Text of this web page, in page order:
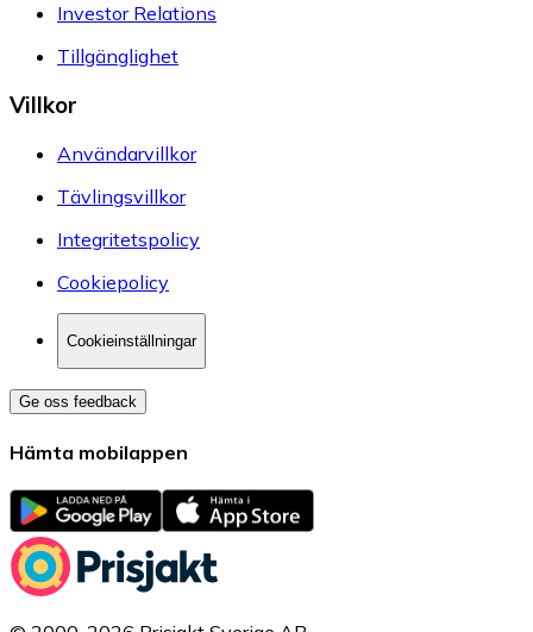
Investor Relations
Tillgänglighet
Villkor
Användarvillkor
Tävlingsvillkor
Integritetspolicy
Cookiepolicy
Cookieinställningar
Ge oss feedback
Hämta mobilappen